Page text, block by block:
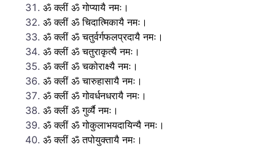
ॐ क्लीं ॐ गोप्यायै नमः।
ॐ क्लीं ॐ चिदात्मिकायै नमः।
ॐ क्लीं ॐ चतुर्वर्गफलप्रदायै नमः।
ॐ क्लीं ॐ चतुराकृत्यै नमः।
ॐ क्लीं ॐ चकोराक्ष्यै नमः।
ॐ क्लीं ॐ चारुहासायै नमः।
ॐ क्लीं ॐ गोवर्धनधरायै नमः।
ॐ क्लीं ॐ गुर्व्यै नमः।
ॐ क्लीं ॐ गोकुलाभयदायिन्यै नमः।
ॐ क्लीं ॐ तपोयुक्तायै नमः।